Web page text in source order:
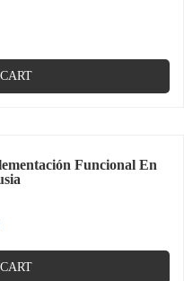
Funcional En